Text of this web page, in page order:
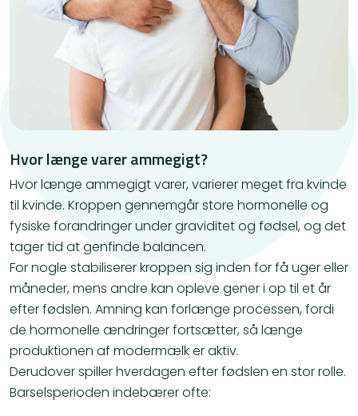
Hvor længe varer ammegigt?
Hvor længe ammegigt varer, varierer meget fra kvinde
til kvinde. Kroppen gennemgår store hormonelle og
fysiske forandringer under graviditet og fødsel, og det
tager tid at genfinde balancen.
For nogle stabiliserer kroppen sig inden for få uger eller
måneder, mens andre kan opleve gener i op til et år
efter fødslen. Amning kan forlænge processen, fordi
de hormonelle ændringer fortsætter, så længe
produktionen af modermælk er aktiv.
Derudover spiller hverdagen efter fødslen en stor rolle.
Barselsperioden indebærer ofte: